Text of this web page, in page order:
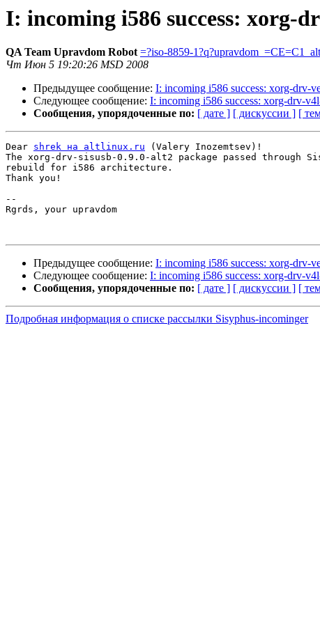
I: incoming i586 success: xorg-
QA Team Upravdom Robot =?iso-8859-
Чт Июн 5 19:20:26 MSD 2008
Предыдущее сообщение: I: incoming i586 success: xorg-drv-
Следующее сообщение: I: incoming i586 success: xorg-drv-
Сообщения, упорядоченные по: [ дате ] [ дискуссии ] [
Dear shrek на altlinux.ru (Valery Inozemtsev)!
The xorg-drv-sisusb-0.9.0-alt2 package passed through
rebuild for i586 architecture.
Thank you!
--
Rgrds, your upravdom
Предыдущее сообщение: I: incoming i586 success: xorg-drv-
Следующее сообщение: I: incoming i586 success: xorg-drv-
Сообщения, упорядоченные по: [ дате ] [ дискуссии ] [
Подробная информация о списке рассылки Sisyphus-incominger